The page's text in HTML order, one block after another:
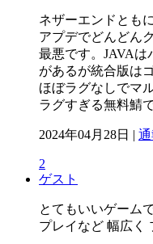
ネザーエンドとも
アプデでどんどん
最悪です。JAVAは
があるが統合版は
ほぼラグなしでマ
ラグすぎる無料鯖
2024年04月28日 | 通
2
ゲスト
とてもいいゲーム
プレイなど 幅広く